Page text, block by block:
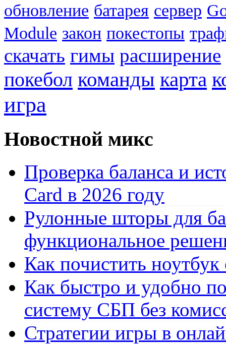
обновление батарея сервер
Module закон покестопы
скачать гимы расширение
покебол команды карта
игра
Новостной микс
Проверка баланса и
Card в 2026 году
Рулонные шторы для
функциональное
Как почистить
Как быстро и удобно
систему СБП без
Стратегии игры в